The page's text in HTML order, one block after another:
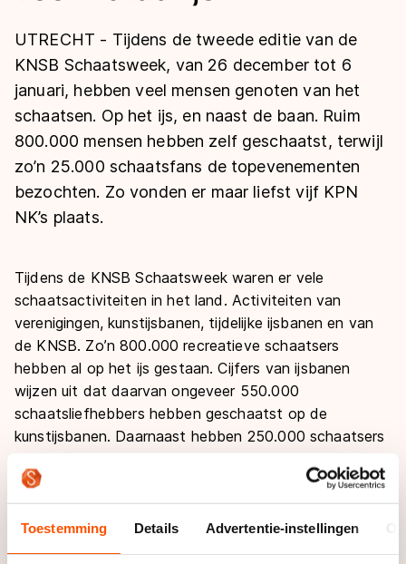
Toestemming Details Advertentie-instellingen
Langebaan
Shorttrack
Inlineskaten
Kunstschaatsen
Schoonrijden
Natuurijs
Uitslagen
Langebaan
Shorttrack
Marathon
Inlineskaten
Kunstschaatsen
Tijden & historie
Ranglijsten Langebaan
Persoonlijke records & tijden
Historie & statistiek
De weg op
Inschrijven wedstrijden
Deze zomer de weg op
Waar kan ik schaatsen en skaten?
Schaatsfans
Evenementen
Tickets
Livestreams
Word schaatsfan!
Olympische Spelen
Olympische Spelen
Medaille overzicht
Medaillespiegel
Olympische uitslagen
UTRECHT - Tijdens de tweede editie van de
KNSB Schaatsweek, van 26 december tot 6
januari, hebben veel mensen genoten van het
schaatsen. Op het ijs, en naast de baan. Ruim
800.000 mensen hebben zelf geschaatst, terwijl
zo’n 25.000 schaatsfans de topevenementen
bezochten. Zo vonden er maar liefst vijf KPN
NK’s plaats.
Tijdens de KNSB Schaatsweek waren er vele
schaatsactiviteiten in het land. Activiteiten van
verenigingen, kunstijsbanen, tijdelijke ijsbanen en van
de KNSB. Zo’n 800.000 recreatieve schaatsers
hebben al op het ijs gestaan. Cijfers van ijsbanen
wijzen uit dat daarvan ongeveer 550.000
schaatsliefhebbers hebben geschaatst op de
kunstijsbanen. Daarnaast hebben 250.000 schaatsers
Bijvoorbeeld op de IJSTIJD!-banen op lokale pleinen.
Naast de vele schaatsactiviteiten in het land hebben
veel mensen de topevenementen bezocht tijdens de